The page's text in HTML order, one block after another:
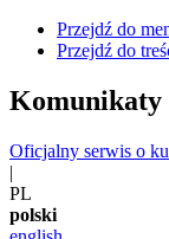
Przejdź do
Przejdź do
Komunikaty
Oficjalny serwis o
|
PL
polski